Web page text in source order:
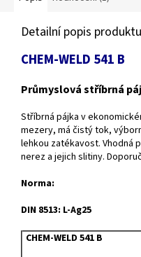
Detailní popis produktu
CHEM-WELD 541 B
Průmyslová stříbrná
Stříbrná pájka v
mezery, má čistý tok,
lehkou zatékavost. Vhodná
nerez a jejich slitiny.
Norma:
DIN 8513: L-Ag25
CHEM-WELD 541 B